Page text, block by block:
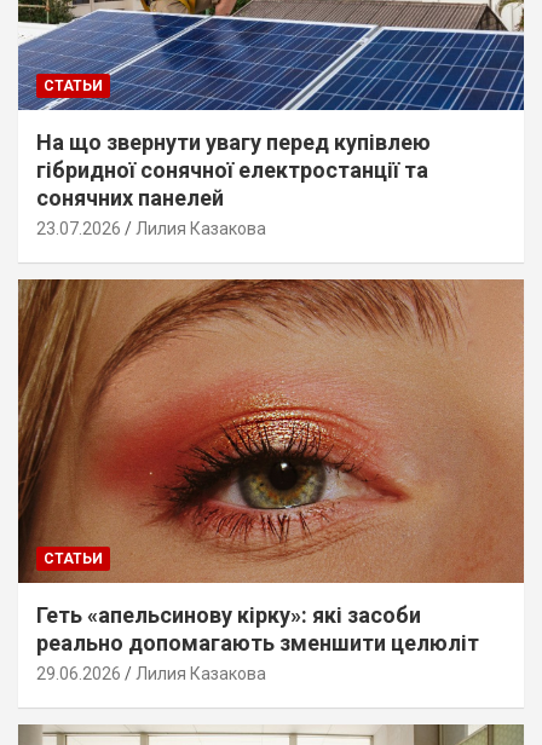
СТАТЬИ
На що звернути увагу перед купівлею
гібридної сонячної електростанції та
сонячних панелей
23.07.2026 Лилия Казакова
СТАТЬИ
Геть «апельсинову кірку»: які засоби
реально допомагають зменшити целюліт
29.06.2026 Лилия Казакова